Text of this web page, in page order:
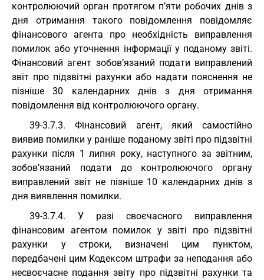
контролюючий орган протягом п’яти робочих днів з
дня отримання такого повідомлення повідомляє
фінансового агента про необхідність виправлення
помилок або уточнення інформації у поданому звіті.
Фінансовий агент зобов’язаний подати виправлений
звіт про підзвітні рахунки або надати пояснення не
пізніше 30 календарних днів з дня отримання
повідомлення від контролюючого органу.
39-3.7.3. Фінансовий агент, який самостійно
виявив помилки у раніше поданому звіті про підзвітні
рахунки після 1 липня року, наступного за звітним,
зобов’язаний подати до контролюючого органу
виправлений звіт не пізніше 10 календарних днів з
дня виявлення помилки.
39-3.7.4. У разі своєчасного виправлення
фінансовим агентом помилок у звіті про підзвітні
рахунки у строки, визначені цим пунктом,
передбачені цим Кодексом штрафи за неподання або
несвоєчасне подання звіту про підзвітні рахунки та